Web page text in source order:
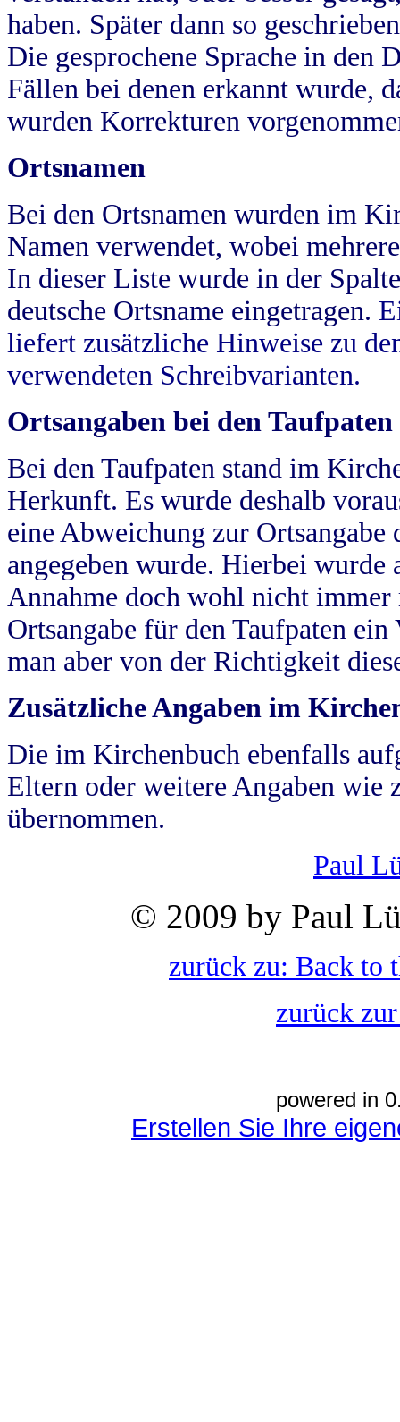
haben. Später dann so
Die gesprochene Sprache in
Fällen bei denen erkannt wurde,
wurden Korrekturen
Ortsnamen
Bei den Ortsnamen wurden im
Namen verwendet, wobei
In dieser Liste wurde in der
deutsche Ortsname eingetragen.
liefert zusätzliche Hinweise zu
verwendeten Schreibvarianten.
Ortsangaben bei den Taufpaten
Bei den Taufpaten stand im
Herkunft. Es wurde deshalb
eine Abweichung zur
angegeben wurde. Hierbei wurde
Annahme doch wohl nicht
Ortsangabe für den Taufpaten
man aber von der Richtigkeit
Zusätzliche Angaben im
Die im Kirchenbuch ebenfalls
Eltern oder weitere Angaben wie
übernommen.
Paul
© 2009 by Paul
zurück zu: Back to
zurück
powered in
Erstellen Sie Ihre